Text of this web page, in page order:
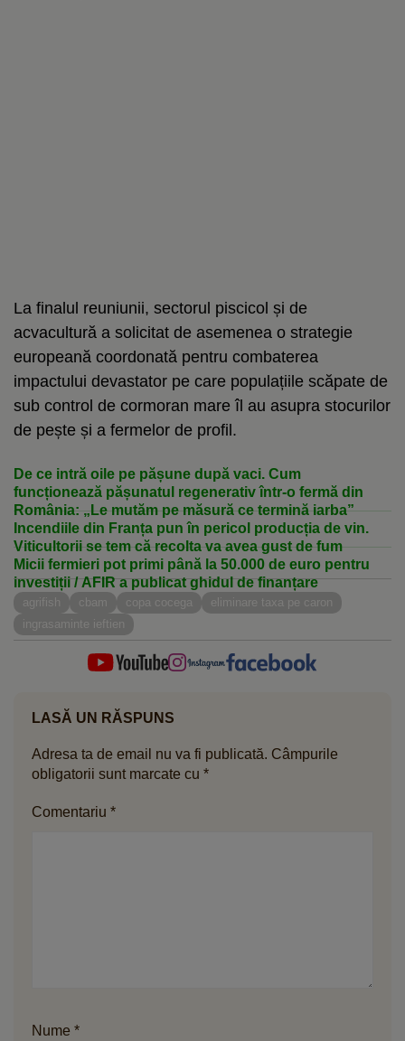
La finalul reuniunii, sectorul piscicol și de
acvacultură a solicitat de asemenea o strategie
europeană coordonată pentru combaterea
impactului devastator pe care populațiile scăpate de
sub control de cormoran mare îl au asupra stocurilor
de pește și a fermelor de profil.
De ce intră oile pe pășune după vaci. Cum
funcționează pășunatul regenerativ într-o fermă din
România: „Le mutăm pe măsură ce termină iarba”
Incendiile din Franța pun în pericol producția de vin.
Viticultorii se tem că recolta va avea gust de fum
Micii fermieri pot primi până la 50.000 de euro pentru
investiții / AFIR a publicat ghidul de finanțare
agrifish cbam copa cocega
eliminare taxa pe caron
ingrasaminte ieftien
LASĂ UN RĂSPUNS
Adresa ta de email nu va fi publicată. Câmpurile
obligatorii sunt marcate cu *
Comentariu *
Nume *